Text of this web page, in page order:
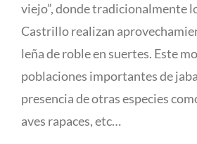
viejo”, donde tradicionalmente
Castrillo realizan
leña de roble en suertes. Este
poblaciones importantes de
presencia de otras especies
aves rapaces, etc…